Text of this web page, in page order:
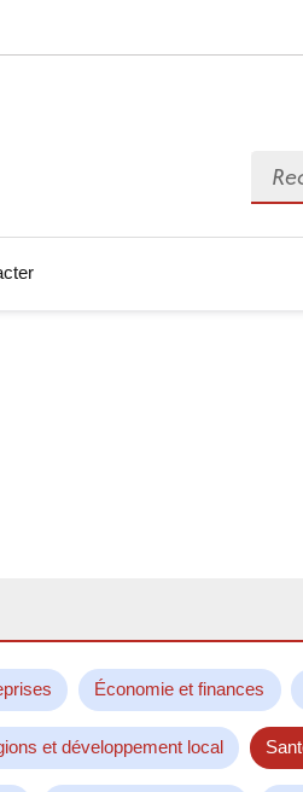
Économie et finances
et développement local